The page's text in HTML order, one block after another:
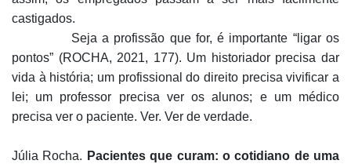
castigados.
Seja a profissão que for, é importante “ligar os
pontos” (ROCHA, 2021, 177). Um historiador precisa dar
vida à história; um profissional do direito precisa vivificar a
lei; um professor precisa ver os alunos; e um médico
precisa ver o paciente. Ver. Ver de verdade.
Júlia Rocha. Pacientes que curam: o cotidiano de uma